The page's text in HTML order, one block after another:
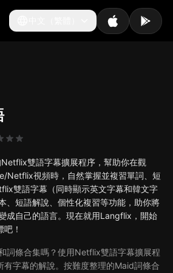
雙語字幕擴展程序，幫助你在觀
Netflix視頻時，自然掌握並複習單詞、短
雙語字幕（同時顯示英文字幕和韓文字
、短語解說、個性化複習等功能，助你將
成自己的語言。現在就用Langflix，開始
！
詞條合集嗎？使用Netflix雙語字幕擴展程
字幕的解說。按難度整理的Maid詞條合